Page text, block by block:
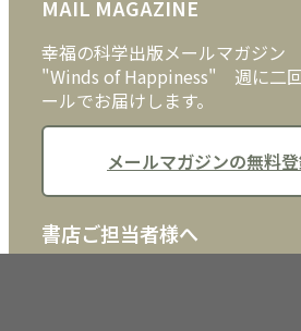
外国語
クッキーポリシー
MAIL MAGAZINE
幸福の科学出版メールマガジン
"Winds of Happiness" 週に二
ールでお届けします。
メールマガジンの無料
書店ご担当者様へ
書店様向けに、注文書、店頭用